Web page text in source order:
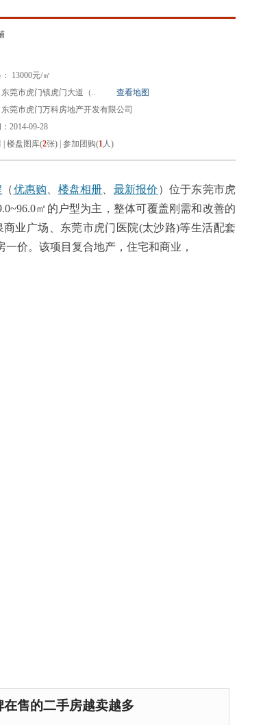
13000元/㎡
莞市虎门镇虎门大道（..
查看地图
莞市虎门万科房地产开发有限公司
2014-09-28
楼盘图库(2张) 参加团购(1人)
（优惠购 楼盘相册 最新报价 ）位于东莞市虎
㎡的户型为主，整体可覆盖刚需和改善的
业广场、东莞市虎门医院(太沙路)等生活配套
价。该项目复合地产，住宅和商业，
售的二手房越卖越多